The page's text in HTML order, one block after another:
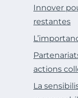
Innover
restantes
actions
La